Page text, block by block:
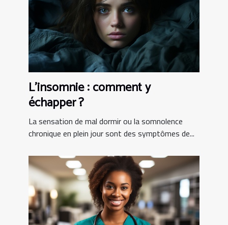
L’insomnie : comment y
échapper ?
La sensation de mal dormir ou la somnolence
chronique en plein jour sont des symptômes de...